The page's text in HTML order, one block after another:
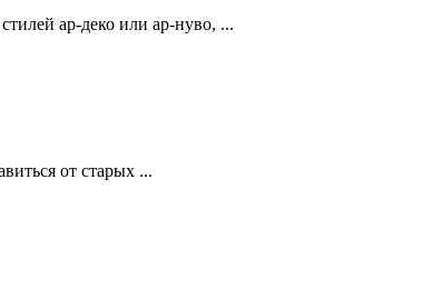
ар-деко или ар-нуво, ...
от старых ...